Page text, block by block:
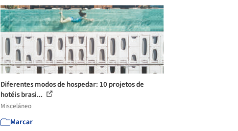
Diferentes modos de hospedar: 10 projetos de
hotéis brasi...
Misceláneo
Marcar